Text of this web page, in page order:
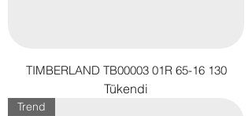
TIMBERLAND TB00003 01R 65-16 130
Tükendi
Trend